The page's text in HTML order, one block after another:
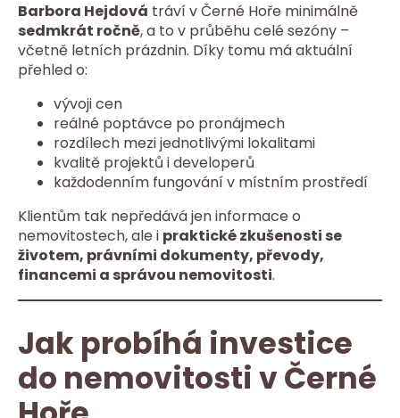
Barbora Hejdová tráví v Černé Hoře minimálně
sedmkrát ročně, a to v průběhu celé sezóny –
včetně letních prázdnin. Díky tomu má aktuální
přehled o:
vývoji cen
reálné poptávce po pronájmech
rozdílech mezi jednotlivými lokalitami
kvalitě projektů i developerů
každodenním fungování v místním prostředí
Klientům tak nepředává jen informace o
nemovitostech, ale i praktické zkušenosti se
životem, právními dokumenty, převody,
financemi a správou nemovitosti.
Jak probíhá investice
do nemovitosti v Černé